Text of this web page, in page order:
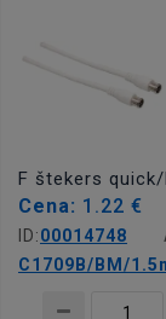
F štekers
Cena: 1.22 €
ID:00014748
C1709B/BM/